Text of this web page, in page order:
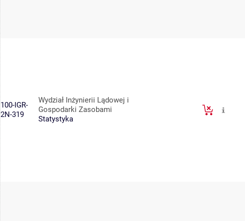
100-IGR-
2N-319
Wydział Inżynierii Lądowej i
Gospodarki Zasobami
Statystyka